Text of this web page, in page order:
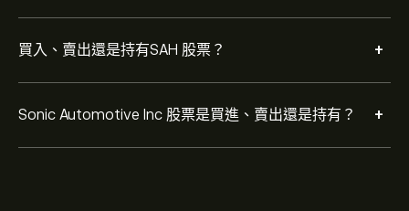
買入、賣出還是持有SAH 股票？ +
Sonic Automotive Inc 股票是買進、賣出還是持有？ +